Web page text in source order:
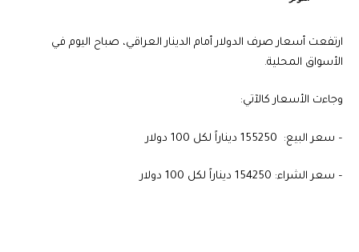
ارتفعت أسعار صرف الدولار أمام الدينار العراقي، صباح اليوم في
الأسواق المحلية.
وجاءت الأسعار كالآتي:
– سعر البيع: 155250 ديناراً لكل 100 دولار
– سعر الشراء: 154250 ديناراً لكل 100 دولار